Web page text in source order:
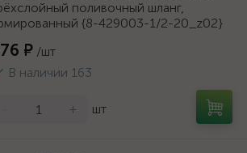
поливочный шланг,
{8-429003-1/2-20_z02}
₽ /шт
В наличии 163
+ шт